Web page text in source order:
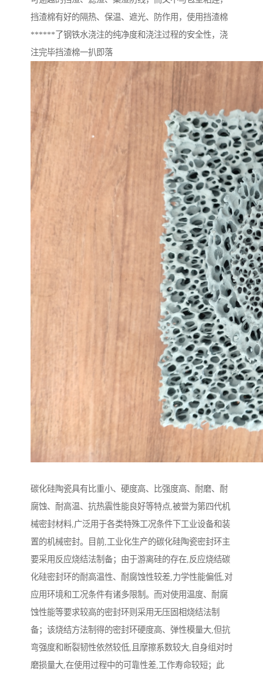
挡渣棉有好的隔热、保温、遮光、防作用，使用挡渣棉
******了钢铁水浇注的纯净度和浇注过程的安全性，浇
注完毕挡渣棉一扒即落
碳化硅陶瓷具有比重小、硬度高、比强度高、耐磨、耐
腐蚀、耐高温、抗热震性能良好等特点,被誉为第四代机
械密封材料,广泛用于各类特殊工况条件下工业设备和装
置的机械密封。目前,工业化生产的碳化硅陶瓷密封环主
要采用反应烧结法制备；由于游离硅的存在,反应烧结碳
化硅密封环的耐高温性、耐腐蚀性较差,力学性能偏低,对
应用环境和工况条件有诸多限制。而对使用温度、耐腐
蚀性能等要求较高的密封环则采用无压固相烧结法制
备；该烧结方法制得的密封环硬度高、弹性模量大,但抗
弯强度和断裂韧性依然较低,且摩擦系数较大,自身组对时
磨损量大,在使用过程中的可靠性差,工作寿命较短；此